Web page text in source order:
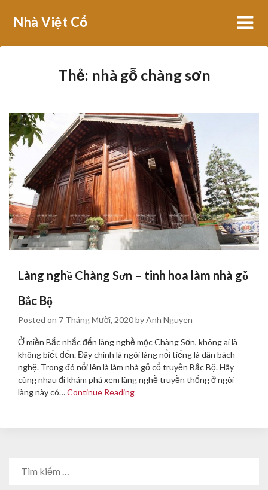
Nhà Việt Cổ
Thẻ: nhà gỗ chàng sơn
Làng nghề Chàng Sơn – tinh hoa làm nhà gỗ
Bắc Bộ
Posted on 7 Tháng Mười, 2020byAnh Nguyen
Ở miền Bắc nhắc đến làng nghề mộc Chàng Sơn, không ai là
không biết đến. Đây chính là ngôi làng nổi tiếng là dân bách
nghệ. Trong đó nổi lên là làm nhà gỗ cổ truyền Bắc Bộ. Hãy
cùng nhau đi khám phá xem làng nghề truyền thống ở ngôi
làng này có…Continue Reading